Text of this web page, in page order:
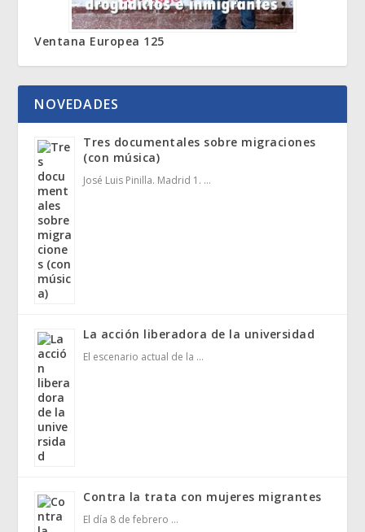
Ventana Europea 125
NOVEDADES
Tres documentales sobre migraciones
(con música)
José Luis Pinilla. Madrid 1. …
La acción liberadora de la universidad
El escenario actual de la …
Contra la trata con mujeres migrantes
El día 8 de febrero …